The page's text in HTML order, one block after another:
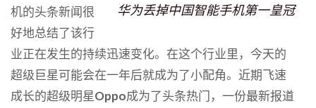
华为丢掉中国智能手机第一皇冠
机的头条新闻很
好地总结了该行
业正在发生的持续迅速变化。在这个行业里，今天的
超级巨星可能会在一年后就成为了小配角。近期飞速
成长的超级明星Oppo成为了头条热门，一份最新报道